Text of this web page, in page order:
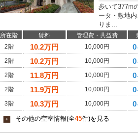
歩いて377m
ータ・敷地
りま...
所在階 賃料 管理費・共益費
2階
10.2万円 10,000円 0
2階
10.2万円 10,000円 0
2階
11.8万円 10,000円 0
2階
11.9万円 10,000円 0
3階
10.3万円 10,000円 0
+ その他の空室情報(全45件)を見る